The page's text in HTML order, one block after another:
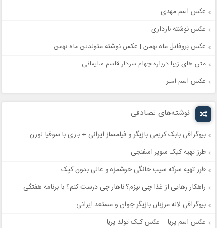
عکس اسم مهدی
عکس نوشته بارداری
عکس پروفایل ماه بهمن | عکس نوشته متولدین ماه بهمن
متن های زیبا درباره چهلم سردار قاسم سلیمانی
عکس اسم امیر
نوشته‌های تصادفی
بیوگرافی بابک کریمی بازیگر و فیلمساز ایرانی + بازی با سوفیا لورن
طرز تهیه کیک سوپر اسفنجی
طرز تهیه سرکه سیب خانگی خوشمزه و عالی بدون کپک
راهکار رهایی از غذا چی بپزم؟ ناهار چی درست کنم؟ با برنامه هفتگی
بیوگرافی لاله مرزبان بازیگر جوان و مستعد ایرانی
عکس اسم پریا – عکس کیک تولد پریا